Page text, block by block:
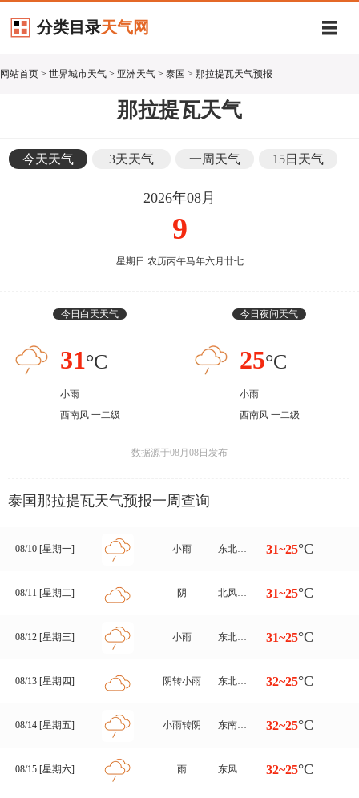
分类目录天气网
网站首页 > 世界城市天气 > 亚洲天气 > 泰国 > 那拉提瓦天气预报
那拉提瓦天气
今天天气 3天天气 一周天气 15日天气
2026年08月
9
星期日 农历丙午马年六月廿七
今日白天天气
31°C
小雨
西南风 一二级
今日夜间天气
25°C
小雨
西南风 一二级
数据源于08月08日发布
泰国那拉提瓦天气预报一周查询
08/10 [星期一] 小雨 东北风转西南风 一二级 31~25°C
08/11 [星期二] 阴 北风转西南风 一二级 31~25°C
08/12 [星期三] 小雨 东北风转西南风 一二级 31~25°C
08/13 [星期四] 阴转小雨 东北风转南风 一二级 32~25°C
08/14 [星期五] 小雨转阴 东南风转西南风 一二级 32~25°C
08/15 [星期六] 雨 东风转西南风 一二级 32~25°C